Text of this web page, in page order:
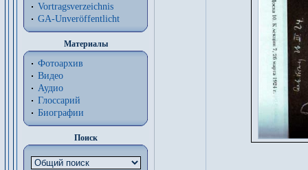
Vortragsverzeichnis
GA-Unveröffentlicht
Материалы
Фотоархив
Видео
Аудио
Глоссарий
Биографии
Поиск